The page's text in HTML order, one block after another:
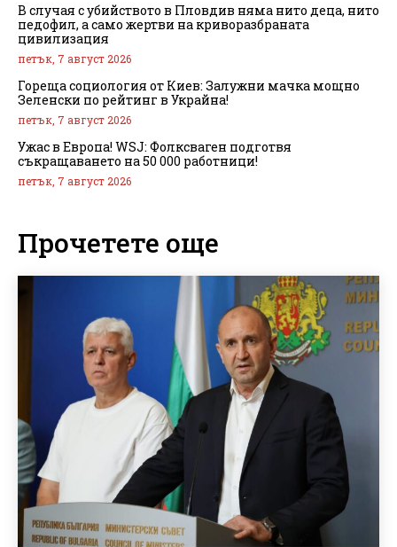
В случая с убийството в Пловдив няма нито деца, нито
педофил, а само жертви на криворазбраната
цивилизация
петък, 7 август 2026
Гореща социология от Киев: Залужни мачка мощно
Зеленски по рейтинг в Украйна!
петък, 7 август 2026
Ужас в Европа! WSJ: Фолксваген подготвя
съкращаването на 50 000 работници!
петък, 7 август 2026
Прочетете още